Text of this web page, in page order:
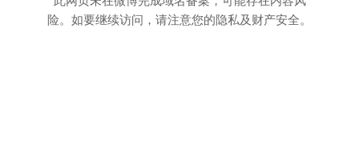
险。如要继续访问，请注意您的隐私及财产安全。